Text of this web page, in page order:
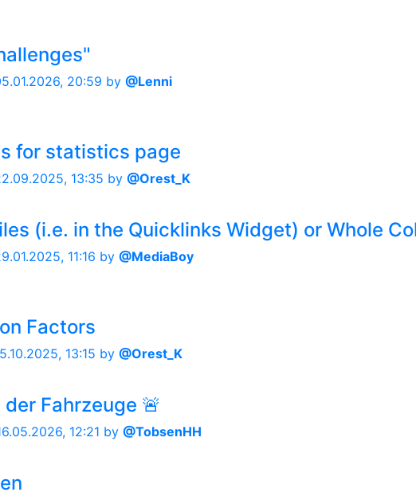
20:59 by @Lenni
for statistics page
13:35 by @Orest_K
(i.e. in the Quicklinks Widget) or Whole
11:16 by @MediaBoy
Factors
13:15 by @Orest_K
Fahrzeuge 🚨
12:21 by @TobsenHH